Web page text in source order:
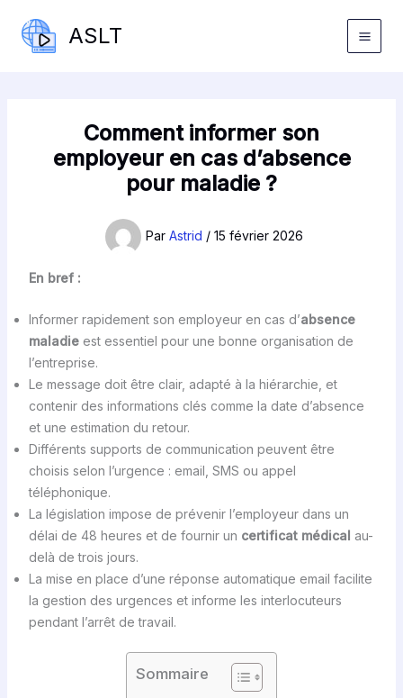
contenu
ASLT
Comment informer son
employeur en cas d’absence
pour maladie ?
Par Astrid / 15 février 2026
En bref :
Informer rapidement son employeur en cas d’absence
maladieest essentiel pour une bonne organisation de
l’entreprise.
Le message doit être clair, adapté à la hiérarchie, et
contenir des informations clés comme la date d’absence
et une estimation du retour.
Différents supports de communication peuvent être
choisis selon l’urgence : email, SMS ou appel
téléphonique.
La législation impose de prévenir l’employeur dans un
délai de 48 heures et de fournir un certificat médical au-
delà de trois jours.
La mise en place d’une réponse automatique email facilite
la gestion des urgences et informe les interlocuteurs
pendant l’arrêt de travail.
Sommaire